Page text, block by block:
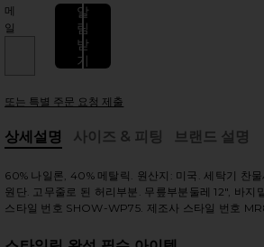
메
일
알
림
받
기
또는 특별 주문 요청 제출
상세설명
사이즈 & 피팅 브랜드 설명
60% 나일론, 40% 메탈릭. 원산지: 미국. 세탁기 찬
원단. 고무줄로 된 허리부분. 무릎부분둘레 12", 바
스타일 번호 SHOW-WP75. 제조사 스타일 번호